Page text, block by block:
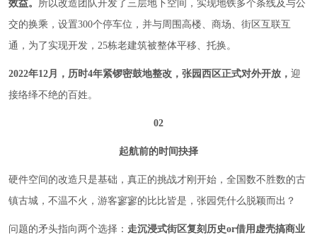
效益。 所以改造团队开发了三层地下空间，实现地铁多个条线及与公
交的换乘，设置300个停车位，并与周围高楼、商场、街区互联互
通，为了实现开发，25栋老建筑被整体平移、托换。
2022年12月，历时4年紧锣密鼓地整改，张园西区正式对外开放， 迎
接络绎不绝的百姓。
02
起航前的时间抉择
硬件空间的改造只是基础，真正的挑战才刚开始，全国数不胜数的古
镇古城，不温不火，游客寥寥的比比皆是，张园凭什么脱颖而出？
问题的矛头指向两个选择： 走沉浸式街区复刻历史or借用虚壳搞商业